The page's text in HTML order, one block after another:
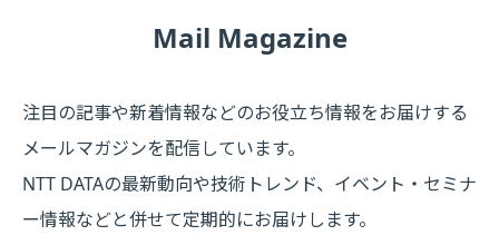
Mail Magazine
注目の記事や新着情報などのお役立ち情報をお届けする
メールマガジンを配信しています。
NTT DATAの最新動向や技術トレンド、イベント・セミナ
ー情報などと併せて定期的にお届けします。